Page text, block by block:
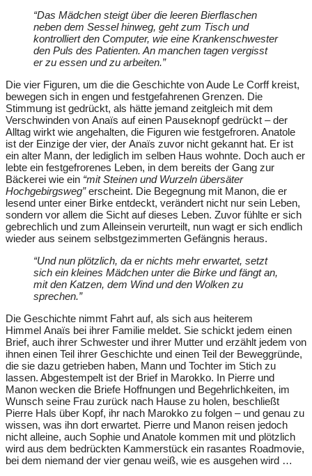
“Das Mädchen steigt über die leeren Bierflaschen
neben dem Sessel hinweg, geht zum Tisch und
kontrolliert den Computer, wie eine Krankenschwester
den Puls des Patienten. An manchen tagen vergisst
er zu essen und zu arbeiten.”
Die vier Figuren, um die die Geschichte von Aude Le Corff kreist,
bewegen sich in engen und festgefahrenen Grenzen. Die
Stimmung ist gedrückt, als hätte jemand zeitgleich mit dem
Verschwinden von Anaïs auf einen Pauseknopf gedrückt – der
Alltag wirkt wie angehalten, die Figuren wie festgefroren. Anatole
ist der Einzige der vier, der Anaïs zuvor nicht gekannt hat. Er ist
ein alter Mann, der lediglich im selben Haus wohnte. Doch auch er
lebte ein festgefrorenes Leben, in dem bereits der Gang zur
Bäckerei wie ein “mit Steinen und Wurzeln übersäter
Hochgebirgsweg”erscheint. Die Begegnung mit Manon, die er
lesend unter einer Birke entdeckt, verändert nicht nur sein Leben,
sondern vor allem die Sicht auf dieses Leben. Zuvor fühlte er sich
gebrechlich und zum Alleinsein verurteilt, nun wagt er sich endlich
wieder aus seinem selbstgezimmerten Gefängnis heraus.
“Und nun plötzlich, da er nichts mehr erwartet, setzt
sich ein kleines Mädchen unter die Birke und fängt an,
mit den Katzen, dem Wind und den Wolken zu
sprechen.”
Die Geschichte nimmt Fahrt auf, als sich aus heiterem
Himmel Anaïs bei ihrer Familie meldet. Sie schickt jedem einen
Brief, auch ihrer Schwester und ihrer Mutter und erzählt jedem von
ihnen einen Teil ihrer Geschichte und einen Teil der Beweggründe,
die sie dazu getrieben haben, Mann und Tochter im Stich zu
lassen. Abgestempelt ist der Brief in Marokko. In Pierre und
Manon wecken die Briefe Hoffnungen und Begehrlichkeiten, im
Wunsch seine Frau zurück nach Hause zu holen, beschließt
Pierre Hals über Kopf, ihr nach Marokko zu folgen – und genau zu
wissen, was ihn dort erwartet. Pierre und Manon reisen jedoch
nicht alleine, auch Sophie und Anatole kommen mit und plötzlich
wird aus dem bedrückten Kammerstück ein rasantes Roadmovie,
bei dem niemand der vier genau weiß, wie es ausgehen wird …